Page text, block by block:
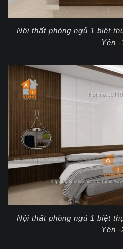
Nội thất phòng ngủ 1 biệt
Yên -
Nội thất phòng ngủ 1 biệt
Yên -